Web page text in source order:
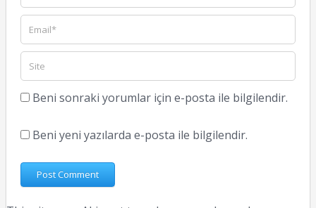
Beni sonraki yorumlar için e-posta ile bilgilendir.
Beni yeni yazılarda e-posta ile bilgilendir.